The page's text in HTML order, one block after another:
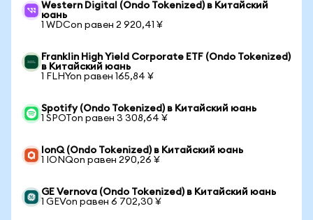
Western Digital (Ondo Tokenized) в Китайский
юань
1 WDCon равен 2 920,41 ¥
Franklin High Yield Corporate ETF (Ondo Tokenized)
в Китайский юань
1 FLHYon равен 165,84 ¥
Spotify (Ondo Tokenized) в Китайский юань
1 SPOTon равен 3 308,64 ¥
IonQ (Ondo Tokenized) в Китайский юань
1 IONQon равен 290,26 ¥
GE Vernova (Ondo Tokenized) в Китайский юань
1 GEVon равен 6 702,30 ¥